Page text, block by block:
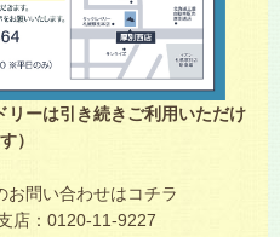
リーは引き続きご利用いただけ
）
お問い合わせはコチラ
店：0120-11-9227